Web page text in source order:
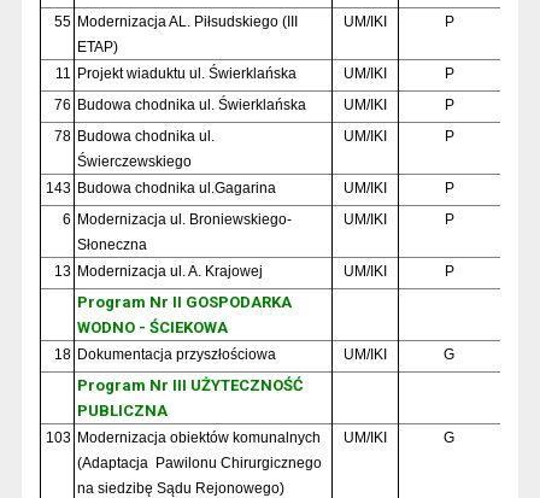
55 Modernizacja AL. Piłsudskiego (III
ETAP)
UM/IKI P
11 Projekt wiaduktu ul. Świerklańska UM/IKI
P
76 Budowa chodnika ul. Świerklańska UM/IKI
P
78 Budowa chodnika ul.
Świerczewskiego
UM/IKI P
143 Budowa chodnika ul.Gagarina UM/IKI
P
6 Modernizacja ul. Broniewskiego-
Słoneczna
UM/IKI P
13 Modernizacja ul. A. Krajowej UM/IKI P
Program Nr II GOSPODARKA
WODNO - ŚCIEKOWA
18 Dokumentacja przyszłościowa UM/IKI G
Program Nr III UŻYTECZNOŚĆ
PUBLICZNA
103 Modernizacja obiektów komunalnych
(Adaptacja Pawilonu Chirurgicznego
na siedzibę Sądu Rejonowego)
UM/IKI G